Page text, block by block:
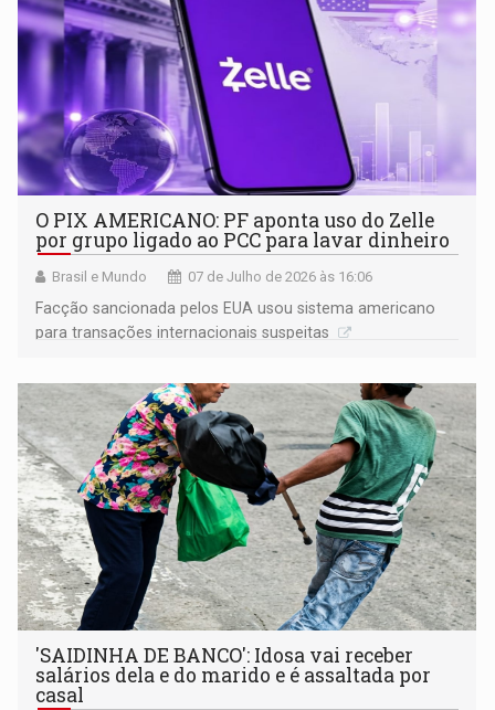
O PIX AMERICANO: PF aponta uso do Zelle
por grupo ligado ao PCC para lavar dinheiro
Brasil e Mundo 07 de Julho de 2026 às 16:06
Facção sancionada pelos EUA usou sistema americano
para transações internacionais suspeitas
'SAIDINHA DE BANCO': Idosa vai receber
salários dela e do marido e é assaltada por
casal